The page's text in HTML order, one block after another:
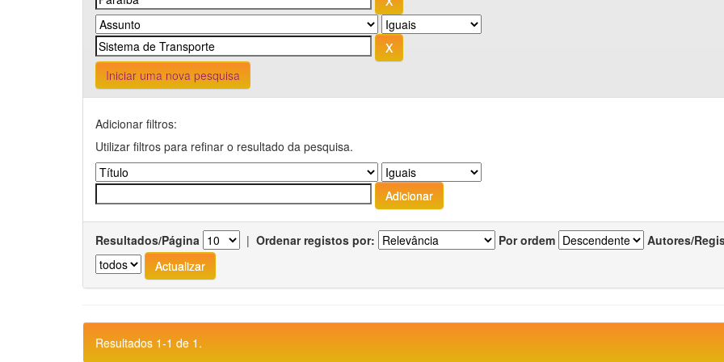
Iniciar uma nova pesquisa
Adicionar filtros:
Utilizar filtros para refinar o resultado da pesquisa.
Resultados/Página | Ordenar registos por: Por ordem Autores/
Resultados 1-1 de 1.